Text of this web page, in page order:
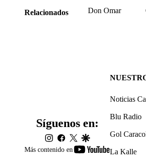
Relacionados Don Omar
Más contenido en
youtube-
Síguenos en:
instagram
facebook
twittergoogle
Noticias
Blu Radio
Gol
La Kalle